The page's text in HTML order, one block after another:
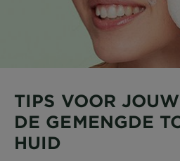
TIPS VOOR
DE GEMENGDE
HUID